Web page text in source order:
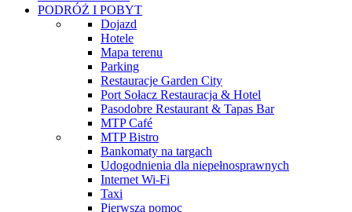
PODRÓŻ I POBYT
Dojazd
Hotele
Mapa terenu
Parking
Restauracje Garden City
Port Sołacz Restauracja & Hotel
Pasodobre Restaurant & Tapas Bar
MTP Café
MTP Bistro
Bankomaty na targach
Udogodnienia dla niepełnosprawnych
Internet Wi-Fi
Taxi
Pierwsza pomoc